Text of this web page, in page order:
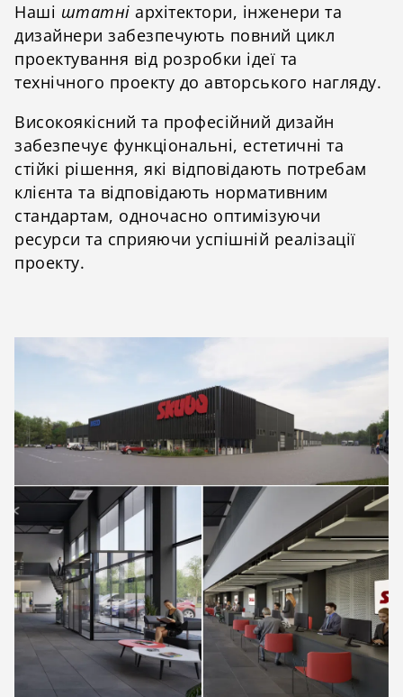
Наші штатні архітектори, інженери та
дизайнери забезпечують повний цикл
проектування від розробки ідеї та
технічного проекту до авторського нагляду.
Високоякісний та професійний дизайн
забезпечує функціональні, естетичні та
стійкі рішення, які відповідають потребам
клієнта та відповідають нормативним
стандартам, одночасно оптимізуючи
ресурси та сприяючи успішній реалізації
проекту.